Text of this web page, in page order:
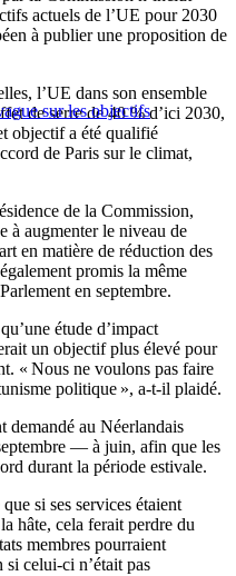
actuels de l’UE pour 2030
à publier une proposition de
sur les objectifs
l’UE dans son ensemble
de serre de 40 % d’ici 2030,
objectif a été qualifié
de Paris sur le climat,
de la Commission,
à augmenter le niveau de
en matière de réduction des
promis la même
en septembre.
étude d’impact
un objectif plus élevé pour
« Nous ne voulons pas faire
politique », a-t-il plaidé.
demandé au Néerlandais
— à juin, afin que les
durant la période estivale.
si ses services étaient
hâte, cela ferait perdre du
membres pourraient
celui-ci n’était pas